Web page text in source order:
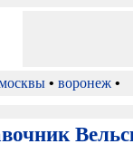
• воронеж •